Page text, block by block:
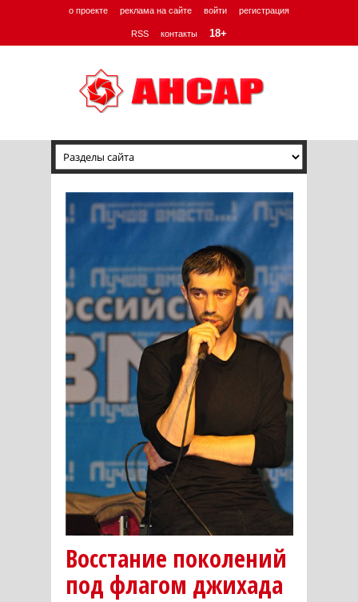
о проекте реклама на сайте войти регистрация
RSS контакты 18+
Восстание поколений
под флагом джихада